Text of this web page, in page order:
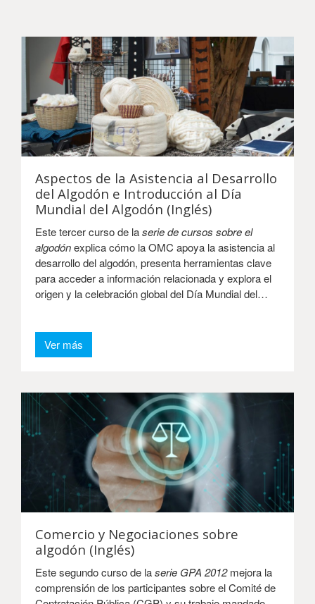
Aspectos de la Asistencia al Desarrollo
del Algodón e Introducción al Día
Mundial del Algodón (Inglés)
Este tercer curso de laserie de cursos sobre el
algodónexplica cómo la OMC apoya la asistencia al
desarrollo del algodón, presenta herramientas clave
para acceder a información relacionada y explora el
origen y la celebración global del Día Mundial del
Ver más
Comercio y Negociaciones sobre
algodón (Inglés)
Este segundo curso de laserie GPA 2012mejora la
comprensión de los participantes sobre el Comité de